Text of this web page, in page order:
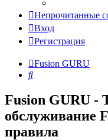
Непрочитанные
Вход
Регистрация
Fusion GURU
Поиск
Fusion GURU -
обслуживание
правила